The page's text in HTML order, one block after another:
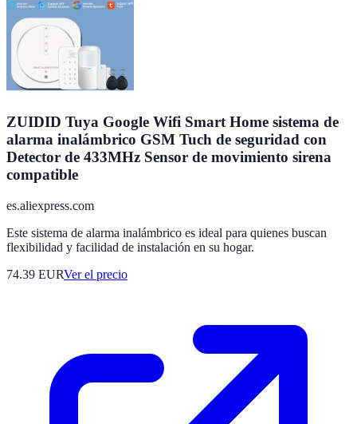
ZUIDID Tuya Google Wifi Smart Home sistema de
alarma inalámbrico GSM Tuch de seguridad con
Detector de 433MHz Sensor de movimiento sirena
compatible
es.aliexpress.com
Este sistema de alarma inalámbrico es ideal para quienes buscan
flexibilidad y facilidad de instalación en su hogar.
74.39 EURVer el precio